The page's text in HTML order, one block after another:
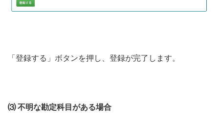
「登録する」ボタンを押し、登録が完了します。
⑶ 不明な勘定科目がある場合